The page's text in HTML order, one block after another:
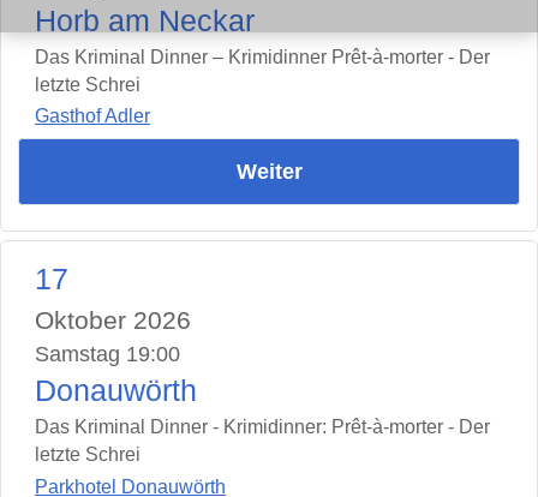
Horb am Neckar
Das Kriminal Dinner – Krimidinner Prêt-à-morter - Der
letzte Schrei
Gasthof Adler
Weiter
17
Oktober 2026
Samstag 19:00
Donauwörth
Das Kriminal Dinner - Krimidinner: Prêt-à-morter - Der
letzte Schrei
Parkhotel Donauwörth